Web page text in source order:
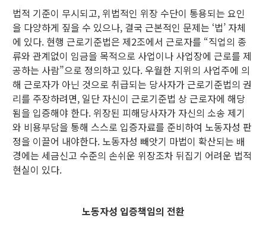
법적 기준이 무시되고, 위법적인 위장 수단이 통용되는 요인
을 다양하게 짚을 수 있으나, 결국 근본적인 문제는 ‘법’ 자체
에 있다. 현행 근로기준법은 제2조에서 근로자를 “직업의 종
류와 관계없이 임금을 목적으로 사업이나 사업장에 근로를 제
공하는 사람”으로 정의하고 있다. 우월한 지위의 사업주에 의
해 근로자가 아닌 것으로 취급되는 당사자가 근로기준법의 권
리를 주장하려면, 일단 자신이 근로기준법 상 근로자에 해당
됨을 입증해야 한다. 위장된 피해당사자가 자신의 소송 제기
와 비용부담을 통해 스스로 입증자료를 준비하여 노동자성 판
정을 이끌어 내야한다. 노동자성 빼앗기 마법이 확산되는 배
경에는 세금신고 수준의 손쉬운 위장조차 뒤집기 어려운 법적
현실이 있다.
노동자성 입증책임의 전환